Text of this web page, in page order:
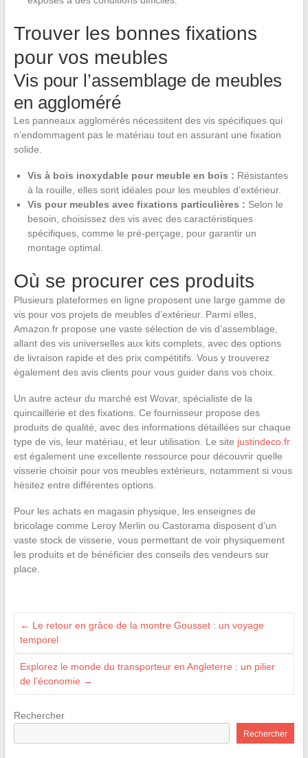
Trouver les bonnes fixations
pour vos meubles
Vis pour l’assemblage de meubles
en aggloméré
Les panneaux agglomérés nécessitent des vis spécifiques qui
n’endommagent pas le matériau tout en assurant une fixation
solide.
Vis à bois inoxydable pour meuble en bois : Résistantes
à la rouille, elles sont idéales pour les meubles d’extérieur.
Vis pour meubles avec fixations particulières : Selon le
besoin, choisissez des vis avec des caractéristiques
spécifiques, comme le pré-perçage, pour garantir un
montage optimal.
Où se procurer ces produits
Plusieurs plateformes en ligne proposent une large gamme de
vis pour vos projets de meubles d’extérieur. Parmi elles,
Amazon.fr propose une vaste sélection de vis d’assemblage,
allant des vis universelles aux kits complets, avec des options
de livraison rapide et des prix compétitifs. Vous y trouverez
également des avis clients pour vous guider dans vos choix.
Un autre acteur du marché est Wovar, spécialiste de la
quincaillerie et des fixations. Ce fournisseur propose des
produits de qualité, avec des informations détaillées sur chaque
type de vis, leur matériau, et leur utilisation. Le site justindeco.fr
est également une excellente ressource pour découvrir quelle
visserie choisir pour vos meubles extérieurs, notamment si vous
hésitez entre différentes options.
Pour les achats en magasin physique, les enseignes de
bricolage comme Leroy Merlin ou Castorama disposent d’un
vaste stock de visserie, vous permettant de voir physiquement
les produits et de bénéficier des conseils des vendeurs sur
place.
← Le retour en grâce de la montre Gousset : un voyage
temporel
Explorez le monde du transporteur en Angleterre : un pilier
de l’économie →
Rechercher
Rechercher